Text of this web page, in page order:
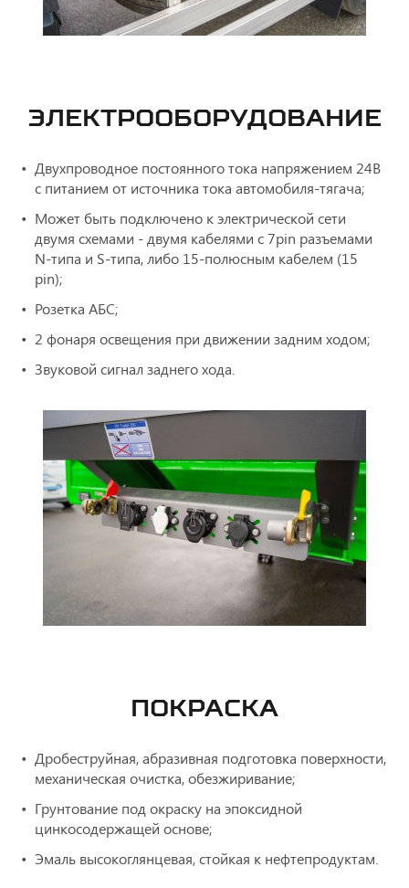
ЭЛЕКТРООБОРУДОВАНИЕ
Двухпроводное постоянного тока напряжением 24В
с питанием от источника тока автомобиля-тягача;
Может быть подключено к электрической сети
двумя схемами - двумя кабелями с 7pin разъемами
N-типа и S-типа, либо 15-полюсным кабелем (15
pin);
Розетка АБС;
2 фонаря освещения при движении задним ходом;
Звуковой сигнал заднего хода.
ПОКРАСКА
Дробеструйная, абразивная подготовка поверхности,
механическая очистка, обезжиривание;
Грунтование под окраску на эпоксидной
цинкосодержащей основе;
Эмаль высокоглянцевая, стойкая к нефтепродуктам.